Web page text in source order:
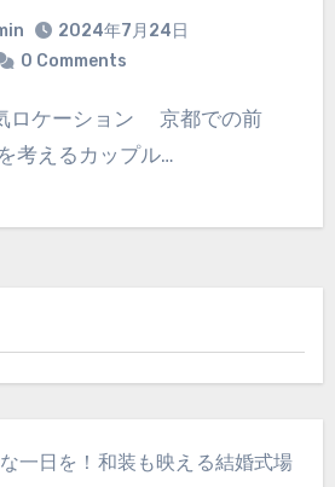
2024年7月24日
0 Comments
考えるカップル…
一日を！和装も映える結婚式場